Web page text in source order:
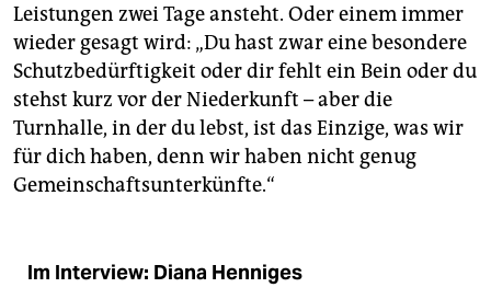
Leistungen zwei Tage ansteht. Oder einem immer
wieder gesagt wird: „Du hast zwar eine besondere
Schutzbedürftigkeit oder dir fehlt ein Bein oder du
stehst kurz vor der Niederkunft – aber die
Turnhalle, in der du lebst, ist das Einzige, was wir
für dich haben, denn wir haben nicht genug
Gemeinschaftsunterkünfte.“
Im Interview: Diana Henniges